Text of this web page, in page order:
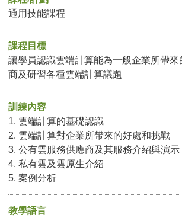
通用技能課程
課程目標
讓學員認識雲端計算能為一般企業所帶
商及研習各種雲端計算議題
訓練內容
1. 雲端計算的基礎認識
2. 雲端計算對企業所帶來的好處和挑戰
3. 公有雲服務供應商及其服務介紹與演示
4. 私有雲及雲原生介紹
5. 案例分析
教學語言